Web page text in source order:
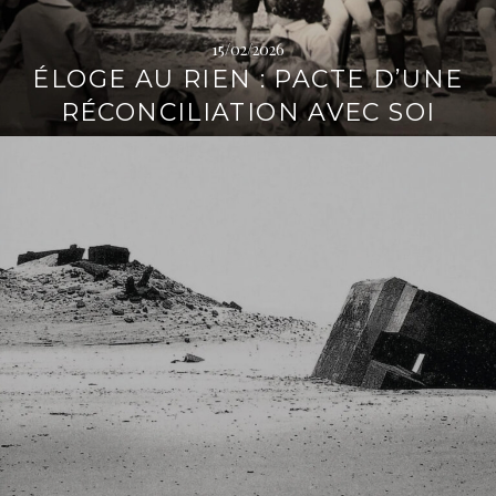
15/02/2026
ÉLOGE AU RIEN : PACTE D’UNE
RÉCONCILIATION AVEC SOI
a
s
u
i
t
e
→